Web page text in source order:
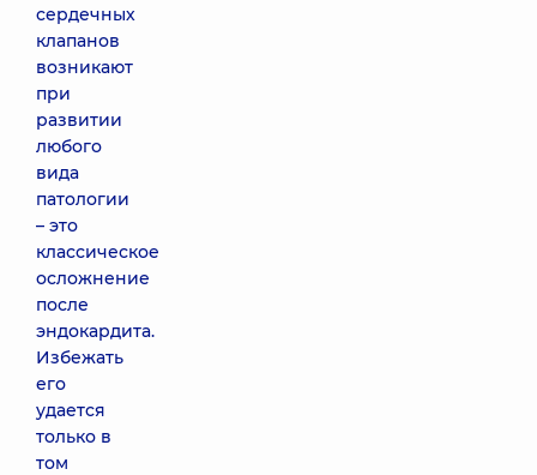
сердечных
клапанов
возникают
при
развитии
любого
вида
патологии
– это
классическое
осложнение
после
эндокардита.
Избежать
его
удается
только в
том